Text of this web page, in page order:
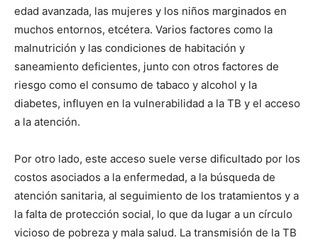
edad avanzada, las mujeres y los niños marginados en
muchos entornos, etcétera. Varios factores como la
malnutrición y las condiciones de habitación y
saneamiento deficientes, junto con otros factores de
riesgo como el consumo de tabaco y alcohol y la
diabetes, influyen en la vulnerabilidad a la TB y el acceso
a la atención.
Por otro lado, este acceso suele verse dificultado por los
costos asociados a la enfermedad, a la búsqueda de
atención sanitaria, al seguimiento de los tratamientos y a
la falta de protección social, lo que da lugar a un círculo
vicioso de pobreza y mala salud. La transmisión de la TB